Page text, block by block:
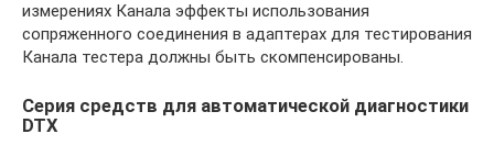
измерениях Канала эффекты использования
сопряженного соединения в адаптерах для тестирования
Канала тестера должны быть скомпенсированы.
Серия средств для автоматической диагностики
DTX